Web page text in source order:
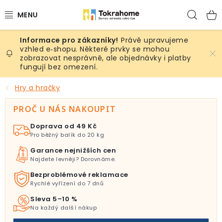
na
Výrobky
Místnosti
Venkovní prostory
Dárkové tipy
Slevy
Pro mazlíky
Právě upravujeme
vzhled e‑shopu. Některé prvky se mohou
zobrazovat nesprávně, ale objednávky i platby
fungují bez omezení.
Hry a hračky
PROČ U NÁS NAKOUPIT
Doprava od 49 Kč
Pro běžný balík do 20 kg
Garance nejnižších cen
Najdete levněji? Dorovnáme.
Bezproblémové reklamace
Rychlé vyřízení do 7 dnů
Sleva 5–10 %
Na každý další nákup